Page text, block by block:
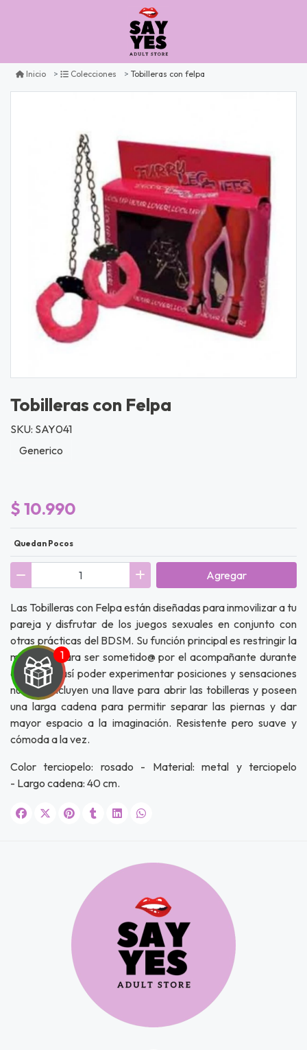
por
Inicio Colecciones Tobilleras con felpa
Tobilleras con Felpa
SKU: SAY041
Generico
$ 10.990
Quedan Pocos
Agregar
Las Tobilleras con Felpa están diseñadas para inmovilizar a tu
pareja y disfrutar de los juegos sexuales en conjunto con
otras prácticas del BDSM. Su función principal es restringir la
movilidad para ser sometido@ por el acompañante durante
el juego y así poder experimentar posiciones y sensaciones
nuevas. Incluyen una llave para abrir las tobilleras y poseen
una larga cadena para permitir separar las piernas y dar
mayor espacio a la imaginación. Resistente pero suave y
cómoda a la vez.
Color terciopelo: rosado - Material: metal y terciopelo
- Largo cadena: 40 cm.